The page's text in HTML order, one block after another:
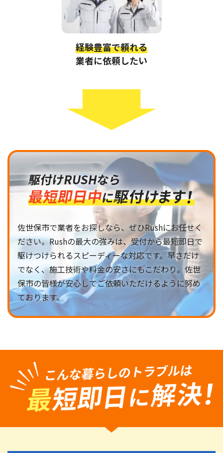
経験豊富で頼れる
業者に依頼したい
佐世保市で業者をお探しなら、ぜひRushにお任せく
ださい。Rushの最大の強みは、受付から最短即日で
駆けつけられるスピーディーな対応です。早さだけ
でなく、施工技術や料金の安さにもこだわり。佐世
保市の皆様が安心してご依頼いただけるように努め
ております。